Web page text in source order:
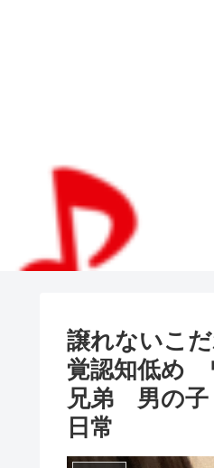
譲れないこ
覚認知低め
兄弟 男の
日常